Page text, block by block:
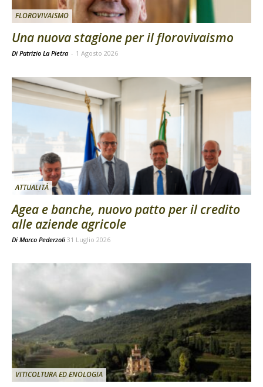
FLOROVIVAISMO
Una nuova stagione per il florovivaismo
Di Patrizio La Pietra - 1 Agosto 2026
ATTUALITÀ
Agea e banche, nuovo patto per il credito
alle aziende agricole
Di Marco Pederzoli 31 Luglio 2026
VITICOLTURA ED ENOLOGIA